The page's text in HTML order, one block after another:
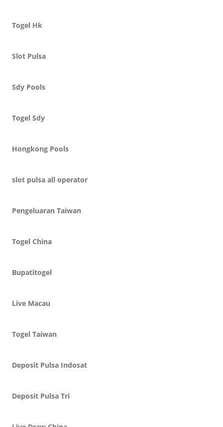
Togel Hk
Slot Pulsa
Sdy Pools
Togel Sdy
Hongkong Pools
slot pulsa all operator
Pengeluaran Taiwan
Togel China
Bupatitogel
Live Macau
Togel Taiwan
Deposit Pulsa Indosat
Deposit Pulsa Tri